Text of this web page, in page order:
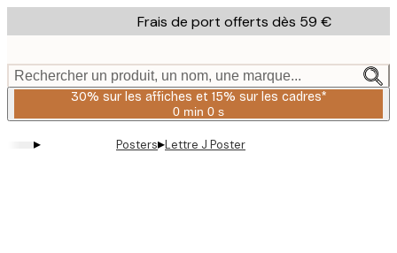
to
content.
Frais de port offerts dès 59 €
Rechercher un produit, un nom, une marque...
30% sur les affiches et 15% sur les cadres*
0 min 0 s
Valable
:
▸ Posters▸Lettre J Poster